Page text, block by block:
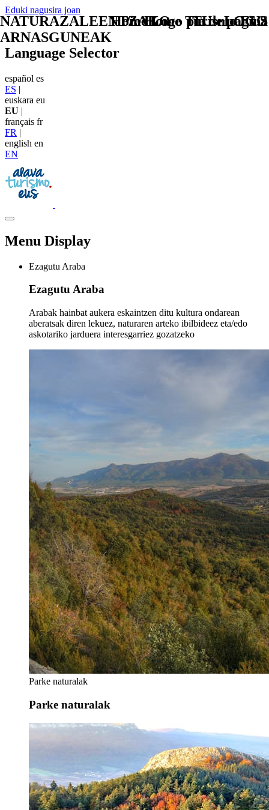
Eduki nagusira joan
TU - LOGO
Language Selector
español es
ES |
euskara eu
EU |
français fr
FR |
english en
EN
Menu Display
Ezagutu Araba
Ezagutu Araba
Arabak hainbat aukera eskaintzen ditu kultura ondarean
aberatsak diren lekuez, naturaren arteko ibilbideez eta/edo
askotariko jarduera interesgarriez gozatzeko
Parke naturalak
Parke naturalak
NATURAZALEENTZAKO
ARNASGUNEAK
Home Logo pie de página
Pie Home Turismo EUS